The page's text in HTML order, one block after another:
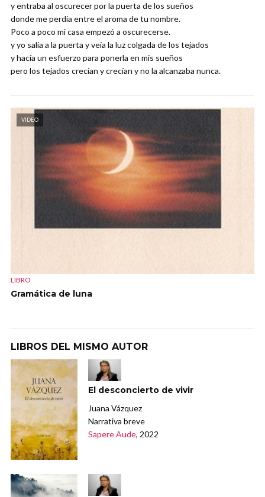
y entraba al oscurecer por la puerta de los sueños
donde me perdía entre el aroma de tu nombre.
Poco a poco mi casa empezó a oscurecerse.
y yo salía a la puerta y veía la luz colgada de los tejados
y hacía un esfuerzo para ponerla en mis sueños
pero los tejados crecían y crecían y no la alcanzaba nunca.
VIDEO
LIBRO
Gramática de luna
LIBROS DEL MISMO AUTOR
El desconcierto de vivir
Juana Vázquez
Narrativa breve
Sapere Aude, 2022